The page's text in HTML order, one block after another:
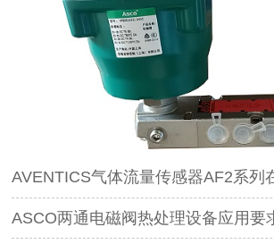
AVENTICS气体流量传感器AF2系列在气动系
ASCO两通电磁阀热处理设备应用要